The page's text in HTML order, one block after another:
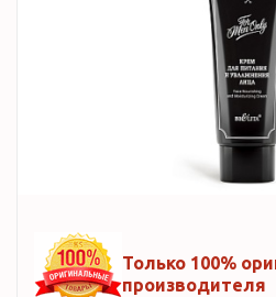
Только 100%
производителя